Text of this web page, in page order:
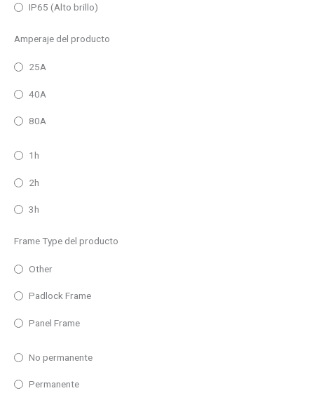
IP65 (Alto brillo)
Amperaje del producto
25A
40A
80A
1h
2h
3h
Frame Type del producto
Other
Padlock Frame
Panel Frame
No permanente
Permanente